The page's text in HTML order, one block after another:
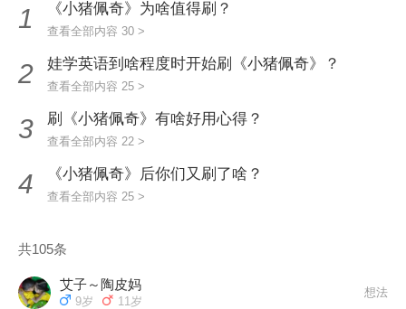
1 《小猪佩奇》为啥值得刷？
查看全部内容 30 >
2 娃学英语到啥程度时开始刷《小猪佩奇》？
查看全部内容 25 >
3 刷《小猪佩奇》有啥好用心得？
查看全部内容 22 >
4 《小猪佩奇》后你们又刷了啥？
查看全部内容 25 >
共105条
艾子～陶皮妈
9岁 11岁
想法